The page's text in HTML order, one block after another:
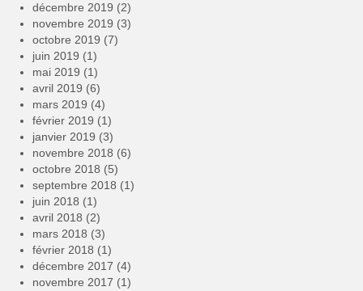
décembre 2019 (2)
novembre 2019 (3)
octobre 2019 (7)
juin 2019 (1)
mai 2019 (1)
avril 2019 (6)
mars 2019 (4)
février 2019 (1)
janvier 2019 (3)
novembre 2018 (6)
octobre 2018 (5)
septembre 2018 (1)
juin 2018 (1)
avril 2018 (2)
mars 2018 (3)
février 2018 (1)
décembre 2017 (4)
novembre 2017 (1)